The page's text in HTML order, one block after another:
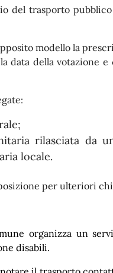
del trasporto
modello la
data della votazione
rilasciata da
locale.
per ulteriori
organizza un
disabili.